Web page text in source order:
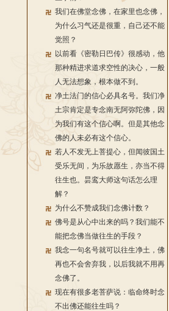
我们在佛堂念佛，在家里也念佛，
为什么习气还是很重，自己还不能
觉照？
以前看《密勒日巴传》很感动，他
那种精进求道求空性的决心，一般
人无法想象，根本做不到。
净土法门的信心必具名号。我们净
土宗肯定是专念南无阿弥陀佛，因
为我们有这个信心啊。但是其他念
佛的人未必有这个信心。
若人不发无上菩提心，但闻彼国土
受乐无间，为乐故愿生，亦当不得
往生也。昙鸾大师这句话怎么理
解？
为什么不赞成我们念佛计数？
佛号是从心中出来的吗？我们能不
能把念佛当做往生的手段？
我念一句名号就可以往生净土，佛
再也不会舍弃我，以后我就不用再
念佛了。
现在有很多老菩萨说：临命终时念
不出佛还能往生吗？